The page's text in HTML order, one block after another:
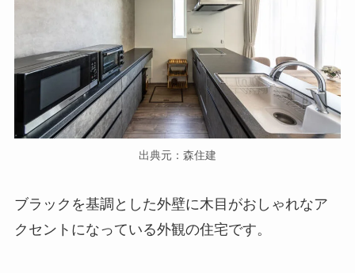
出典元：森住建
ブラックを基調とした外壁に木目がおしゃれなア
クセントになっている外観の住宅です。